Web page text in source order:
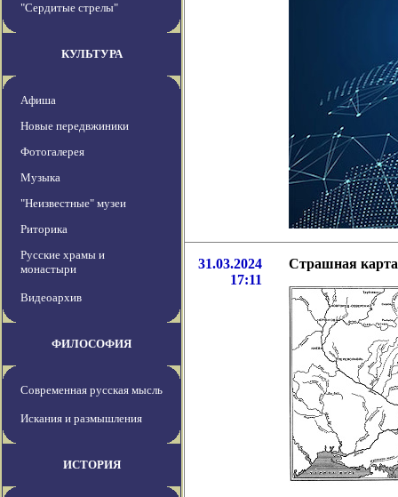
"Сердитые стрелы"
КУЛЬТУРА
Афиша
Новые передвжиники
Фотогалерея
Музыка
"Неизвестные" музеи
Риторика
Русские храмы и
монастыри
Видеоархив
ФИЛОСОФИЯ
Современная русская мысль
Искания и размышления
ИСТОРИЯ
31.03.2024
17:11
Страшная карта